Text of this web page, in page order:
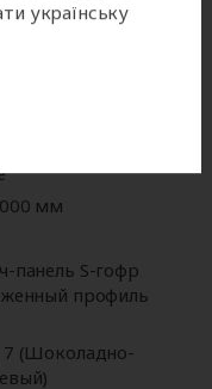
мм
панель S-гофр
профиль
(Шоколадно-
українську